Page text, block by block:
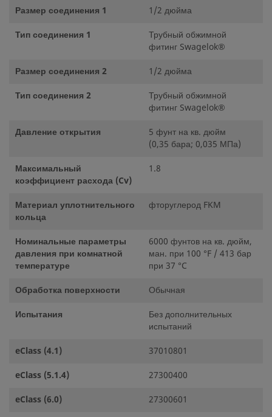
Размер соединения 1
1/2 дюйма
Тип соединения 1
Трубный обжимной
фитинг Swagelok®
Размер соединения 2
1/2 дюйма
Тип соединения 2
Трубный обжимной
фитинг Swagelok®
Давление открытия
5 фунт на кв. дюйм
(0,35 бара; 0,035 МПа)
Максимальный
коэффициент расхода (Cv)
1.8
Материал уплотнительного
кольца
фторуглерод FKM
Номинальные параметры
давления при комнатной
температуре
6000 фунтов на кв. дюйм,
ман. при 100 °F / 413 бар
при 37 °C
Обработка поверхности
Обычная
Испытания
Без дополнительных
испытаний
eClass (4.1)
37010801
eClass (5.1.4)
27300400
eClass (6.0)
27300601